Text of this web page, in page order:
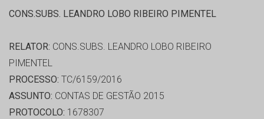
CONS.SUBS. LEANDRO LOBO RIBEIRO PIMENTEL
RELATOR: CONS.SUBS. LEANDRO LOBO RIBEIRO
PIMENTEL
PROCESSO: TC/6159/2016
ASSUNTO: CONTAS DE GESTÃO 2015
PROTOCOLO: 1678307